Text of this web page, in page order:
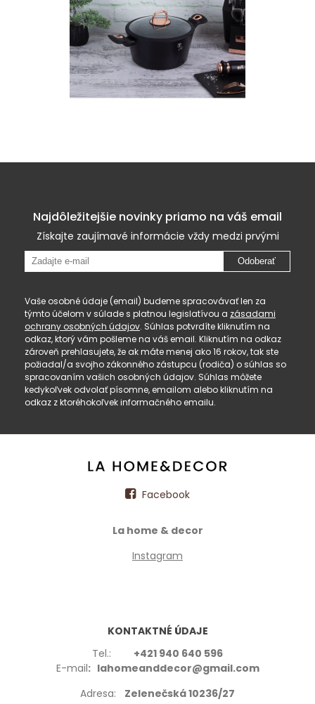
Najdôležitejšie novinky priamo na váš email
Získajte zaujímavé informácie vždy medzi prvými
Odoberať
Vaše osobné údaje (email) budeme spracovávať len za
týmto účelom v súlade s platnou legislatívou a zásadami
ochrany osobných údajov. Súhlas potvrdíte kliknutím na
odkaz, ktorý vám pošleme na váš email. Kliknutím na odkaz
zároveň prehlasujete, že ak máte menej ako 16 rokov, tak ste
požiadal/a svojho zákonného zástupcu (rodiča) o súhlas so
spracovaním vašich osobných údajov. Súhlas môžete
kedykoľvek odvolať písomne, emailom alebo kliknutím na
odkaz z ktoréhokoľvek informačného emailu.
Facebook
La home & decor
Instagram
KONTAKTNÉ ÚDAJE
Tel.: +421 940 640 596
E-mail: lahomeanddecor@gmail.com
Adresa: Zelenečská 10236/27